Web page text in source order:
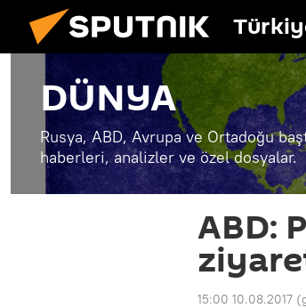
DÜNYA
Rusya, ABD, Avrupa ve Ortadoğu
haberleri, analizler ve özel dosyalar.
ABD:
15:00 10.08.2017